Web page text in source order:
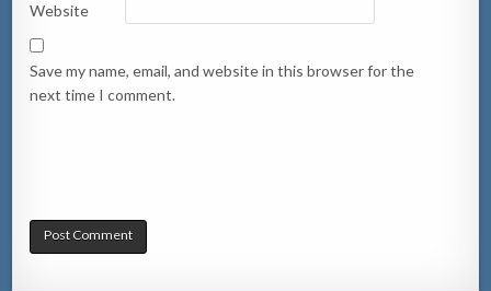
Website
Save my name, email, and website in this browser for the
next time I comment.